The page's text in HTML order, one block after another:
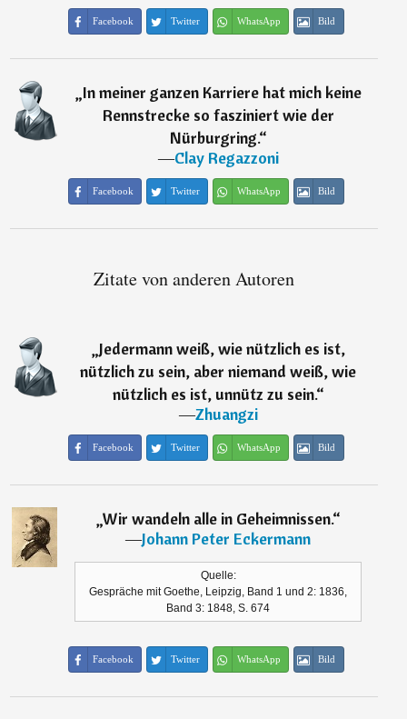
Facebook Twitter WhatsApp Bild
„In meiner ganzen Karriere hat mich keine
Rennstrecke so fasziniert wie der
Nürburgring.“
―Clay Regazzoni
Facebook Twitter WhatsApp Bild
Zitate von anderen Autoren
„Jedermann weiß, wie nützlich es ist,
nützlich zu sein, aber niemand weiß, wie
nützlich es ist, unnütz zu sein.“
―Zhuangzi
Facebook Twitter WhatsApp Bild
„Wir wandeln alle in Geheimnissen.“
―Johann Peter Eckermann
Quelle:
Gespräche mit Goethe, Leipzig, Band 1 und 2: 1836,
Band 3: 1848, S. 674
Facebook Twitter WhatsApp Bild